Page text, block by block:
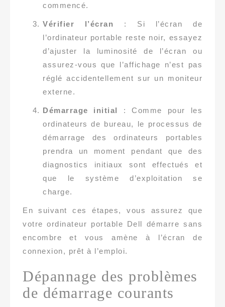
commencé.
Vérifier l’écran : Si l’écran de
l’ordinateur portable reste noir, essayez
d’ajuster la luminosité de l’écran ou
assurez-vous que l’affichage n’est pas
réglé accidentellement sur un moniteur
externe.
Démarrage initial
: Comme pour les
ordinateurs de bureau, le processus de
démarrage des ordinateurs portables
prendra un moment pendant que des
diagnostics initiaux sont effectués et
que le système d’exploitation se
charge.
En suivant ces étapes, vous assurez que
votre ordinateur portable Dell démarre sans
encombre et vous amène à l’écran de
connexion, prêt à l’emploi.
Dépannage des problèmes
de démarrage courants